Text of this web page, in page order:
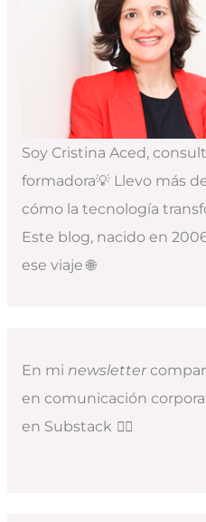
Soy Cristina Aced,
formadora💡 Llevo más
cómo la tecnología
Este blog, nacido en
ese viaje 🌐
En mi newsletter
en comunicación
en Substack 👇🏻